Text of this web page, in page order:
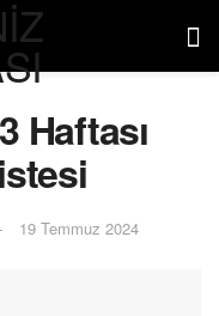
Haftası
19 Temmuz 2024